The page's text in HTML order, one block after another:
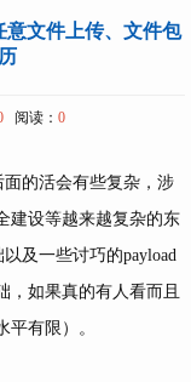
文件上传、文件包
阅读： 0
的活会有些复杂，涉
建设等越来越复杂的东
及一些讨巧的payload
，如果真的有人看而且
有限）。